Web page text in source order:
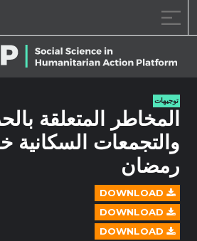
توجيهات
المخاطر المتعلقة
والتجمعات السكانية
رمضان
DOWNLOAD
DOWNLOAD
DOWNLOAD